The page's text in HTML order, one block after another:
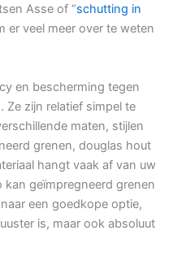
Asse of “schutting in
er veel meer over te weten
en bescherming tegen
Ze zijn relatief simpel te
maten, stijlen
grenen, douglas hout
hangt vaak af van uw
geïmpregneerd grenen
een goedkope optie,
is, maar ook absoluut